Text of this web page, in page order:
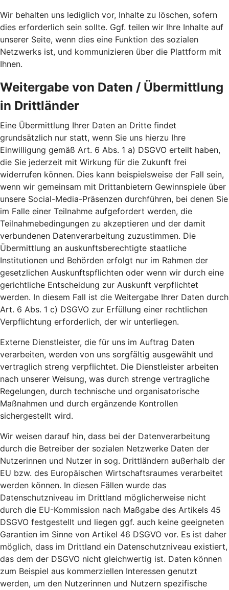
Wir behalten uns lediglich vor, Inhalte zu löschen, sofern
dies erforderlich sein sollte. Ggf. teilen wir Ihre Inhalte auf
unserer Seite, wenn dies eine Funktion des sozialen
Netzwerks ist, und kommunizieren über die Plattform mit
Ihnen.
Weitergabe von Daten / Übermittlung
in Drittländer
Eine Übermittlung Ihrer Daten an Dritte findet
grundsätzlich nur statt, wenn Sie uns hierzu Ihre
Einwilligung gemäß Art. 6 Abs. 1 a) DSGVO erteilt haben,
die Sie jederzeit mit Wirkung für die Zukunft frei
widerrufen können. Dies kann beispielsweise der Fall sein,
wenn wir gemeinsam mit Drittanbietern Gewinnspiele über
unsere Social-Media-Präsenzen durchführen, bei denen Sie
im Falle einer Teilnahme aufgefordert werden, die
Teilnahmebedingungen zu akzeptieren und der damit
verbundenen Datenverarbeitung zuzustimmen. Die
Übermittlung an auskunftsberechtigte staatliche
Institutionen und Behörden erfolgt nur im Rahmen der
gesetzlichen Auskunftspflichten oder wenn wir durch eine
gerichtliche Entscheidung zur Auskunft verpflichtet
werden. In diesem Fall ist die Weitergabe Ihrer Daten durch
Art. 6 Abs. 1 c) DSGVO zur Erfüllung einer rechtlichen
Verpflichtung erforderlich, der wir unterliegen.
Externe Dienstleister, die für uns im Auftrag Daten
verarbeiten, werden von uns sorgfältig ausgewählt und
vertraglich streng verpflichtet. Die Dienstleister arbeiten
nach unserer Weisung, was durch strenge vertragliche
Regelungen, durch technische und organisatorische
Maßnahmen und durch ergänzende Kontrollen
sichergestellt wird.
Wir weisen darauf hin, dass bei der Datenverarbeitung
durch die Betreiber der sozialen Netzwerke Daten der
Nutzerinnen und Nutzer in sog. Drittländern außerhalb der
EU bzw. des Europäischen Wirtschaftsraumes verarbeitet
werden können. In diesen Fällen wurde das
Datenschutzniveau im Drittland möglicherweise nicht
durch die EU-Kommission nach Maßgabe des Artikels 45
DSGVO festgestellt und liegen ggf. auch keine geeigneten
Garantien im Sinne von Artikel 46 DSGVO vor. Es ist daher
möglich, dass im Drittland ein Datenschutzniveau existiert,
das dem der DSGVO nicht gleichwertig ist. Daten können
zum Beispiel aus kommerziellen Interessen genutzt
werden, um den Nutzerinnen und Nutzern spezifische